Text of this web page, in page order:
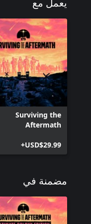
يعمل مع
Surviving the
Aftermath
USD$29.99+
مضمنة في